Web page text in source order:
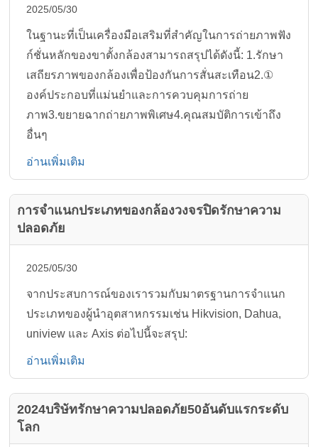
2025/05/30
ในฐานะที่เป็นเครื่องมือเสริมที่สำคัญในการถ่ายภาพฟัง
ก์ชั่นหลักของขาตั้งกล้องสามารถสรุปได้ดังนี้: 1.รักษา
เสถียรภาพของกล้องเพื่อป้องกันการสั่นสะเทือน2.①
องค์ประกอบที่แม่นยำและการควบคุมการถ่าย
ภาพ3.ขยายฉากถ่ายภาพพิเศษ4.คุณสมบัติการเข้าถึง
อื่นๆ
อ่านเพิ่มเติม
การจำแนกประเภทของกล้องวงจรปิดรักษาความ
ปลอดภัย
2025/05/30
จากประสบการณ์ของเรารวมกับมาตรฐานการจำแนก
ประเภทของผู้นำอุตสาหกรรมเช่น Hikvision, Dahua,
uniview และ Axis ต่อไปนี้จะสรุป:
อ่านเพิ่มเติม
2024บริษัทรักษาความปลอดภัย50อันดับแรกระดับ
โลก